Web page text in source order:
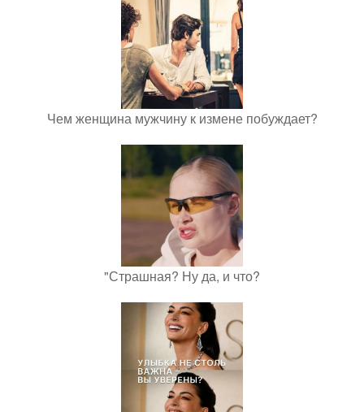
Чем женщина мужчину к измене побуждает?
"Страшная? Ну да, и что?